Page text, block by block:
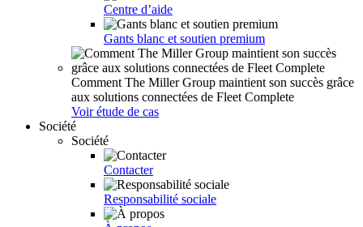
Centre d’aide
Gants blanc et soutien premium
Comment The Miller Group maintient son succès grâce
aux solutions connectées de Fleet Complete
Voir étude de cas
Société
Société
Contacter
Responsabilité sociale